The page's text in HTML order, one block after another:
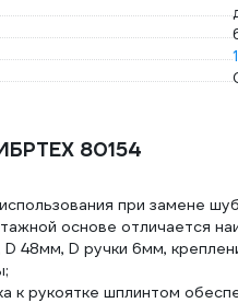
80154
при замене
основе отличается
48мм, D ручки 6мм,
к рукоятке шплинтом